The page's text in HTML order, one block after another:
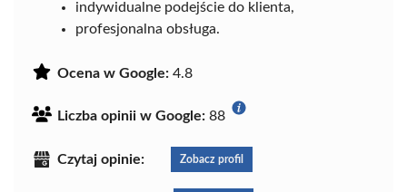
indywidualne podejście do klienta,
profesjonalna obsługa.
Ocena w Google: 4.8
Liczba opinii w Google: 88
Czytaj opinie: Zobacz profil